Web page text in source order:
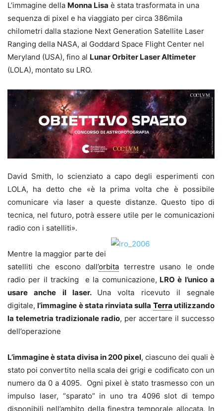
L’immagine della Monna Lisa è stata trasformata in una
sequenza di pixel e ha viaggiato per circa 386mila
chilometri dalla stazione Next Generation Satellite Laser
Ranging della NASA, al Goddard Space Flight Center nel
Meryland (USA), fino al Lunar Orbiter Laser Altimeter
(LOLA), montato su LRO.
David Smith, lo scienziato a capo degli esperimenti con
LOLA, ha detto che «è la prima volta che è possibile
comunicare via laser a queste distanze. Questo tipo di
tecnica, nel futuro, potrà essere utile per le comunicazioni
radio con i satelliti».
Mentre la maggior parte dei
satelliti che escono dall’orbita terrestre usano le onde
radio per il tracking e la comunicazione, LRO è l’unico a
usare anche il laser. Una volta ricevuto il segnale
digitale,l’immagine è stata rinviata sulla Terra utilizzando
la telemetria tradizionale radio, per accertare il successo
dell’operazione
L’immagine è stata divisa in 200 pixel, ciascuno dei quali è
stato poi convertito nella scala dei grigi e codificato con un
numero da 0 a 4095. Ogni pixel è stato trasmesso con un
impulso laser, “sparato” in uno tra 4096 slot di tempo
disponibili nell’ambito della finestra temporale allocata. In